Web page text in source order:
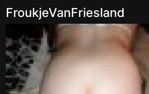
FroukjeVanFriesland